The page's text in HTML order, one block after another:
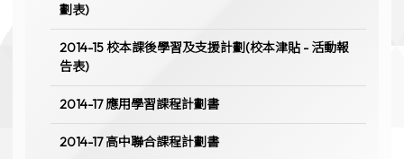
劃表)
2014-15 校本課後學習及支援計劃(校本津貼 - 活動報
告表)
2014-17 應用學習課程計劃書
2014-17 高中聯合課程計劃書